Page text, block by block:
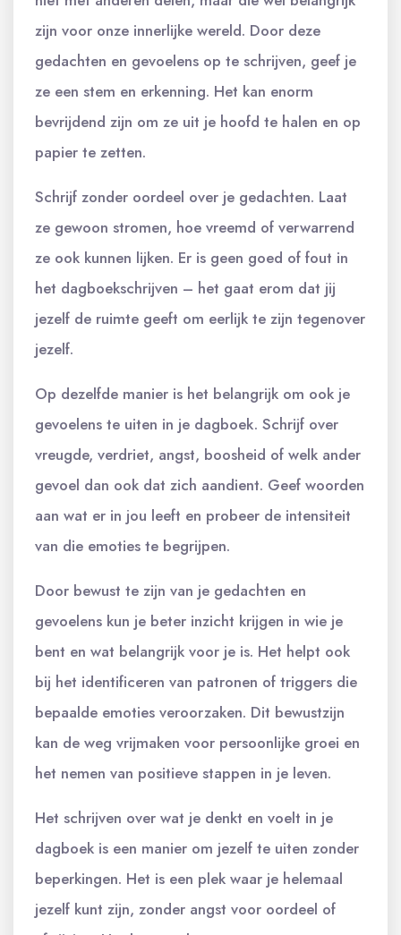
zijn voor onze innerlijke wereld. Door deze
gedachten en gevoelens op te schrijven, geef je
ze een stem en erkenning. Het kan enorm
bevrijdend zijn om ze uit je hoofd te halen en op
papier te zetten.
Schrijf zonder oordeel over je gedachten. Laat
ze gewoon stromen, hoe vreemd of verwarrend
ze ook kunnen lijken. Er is geen goed of fout in
het dagboekschrijven – het gaat erom dat jij
jezelf de ruimte geeft om eerlijk te zijn tegenover
jezelf.
Op dezelfde manier is het belangrijk om ook je
gevoelens te uiten in je dagboek. Schrijf over
vreugde, verdriet, angst, boosheid of welk ander
gevoel dan ook dat zich aandient. Geef woorden
aan wat er in jou leeft en probeer de intensiteit
van die emoties te begrijpen.
Door bewust te zijn van je gedachten en
gevoelens kun je beter inzicht krijgen in wie je
bent en wat belangrijk voor je is. Het helpt ook
bij het identificeren van patronen of triggers die
bepaalde emoties veroorzaken. Dit bewustzijn
kan de weg vrijmaken voor persoonlijke groei en
het nemen van positieve stappen in je leven.
Het schrijven over wat je denkt en voelt in je
dagboek is een manier om jezelf te uiten zonder
beperkingen. Het is een plek waar je helemaal
jezelf kunt zijn, zonder angst voor oordeel of